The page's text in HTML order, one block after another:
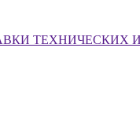
ТЕХНИЧЕСКИХ